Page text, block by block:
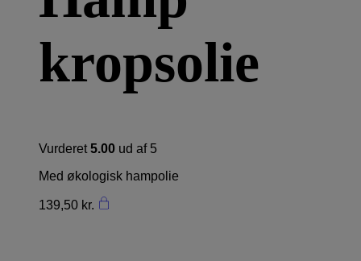
kropsolie
Vurderet5.00 ud af 5
Med økologisk hampolie
139,50 kr.